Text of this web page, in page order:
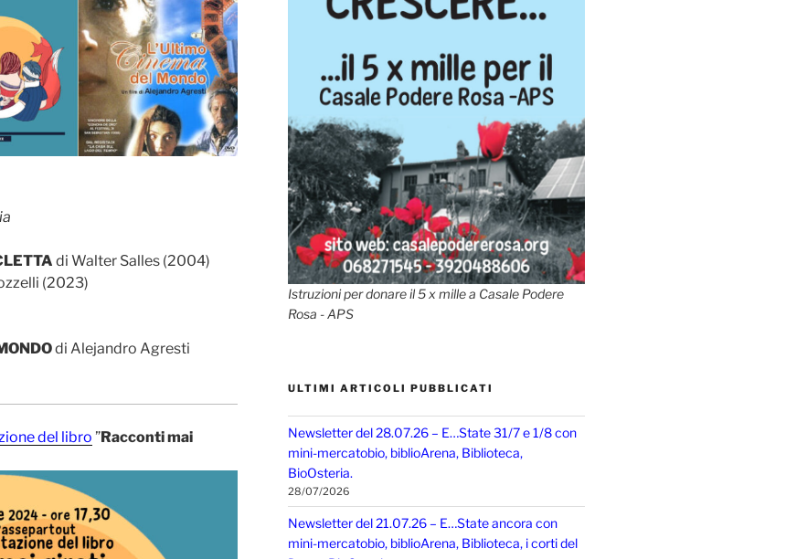
di Walter Salles (2004)
(2023)
di Alejandro Agresti
del libro ”Racconti mai
Istruzioni per donare il 5 x mille a Casale Podere
Rosa - APS
ULTIMI ARTICOLI PUBBLICATI
Newsletter del 28.07.26 – E…State 31/7 e 1/8 con
mini-mercatobio, biblioArena, Biblioteca,
BioOsteria.
28/07/2026
Newsletter del 21.07.26 – E…State ancora con
mini-mercatobio, biblioArena, Biblioteca, i corti del